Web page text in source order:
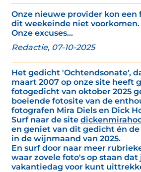
Onze nieuwe provider kon een
dit weekeinde niet voorkomen.
Onze excuses...
Redactie, 07-10-2025
Het gedicht 'Ochtendsonate',
maart 2007 op onze site heeft
fotogedicht van oktober 2025
boeiende fotosite van de
fotografen Mira Diels en Dick
Surf naar de site
en geniet van dit gedicht én
in de wijnmaand van 2025.
En surf door naar meer
waar zovele foto's op staan dat
vakantiedag voor kunt